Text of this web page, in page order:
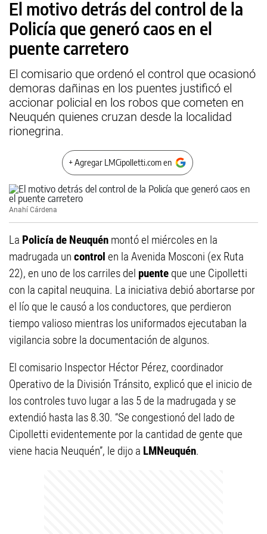
El motivo detrás del control de la
Policía que generó caos en el
puente carretero
El comisario que ordenó el control que ocasionó
demoras dañinas en los puentes justificó el
accionar policial en los robos que cometen en
Neuquén quienes cruzan desde la localidad
rionegrina.
+ Agregar LMCipolletti.com en
Anahí Cárdena
La Policía de Neuquén montó el miércoles en la
madrugada un control en la Avenida Mosconi (ex Ruta
22), en uno de los carriles del puente que une Cipolletti
con la capital neuquina. La iniciativa debió abortarse por
el lío que le causó a los conductores, que perdieron
tiempo valioso mientras los uniformados ejecutaban la
vigilancia sobre la documentación de algunos.
El comisario Inspector Héctor Pérez, coordinador
Operativo de la División Tránsito, explicó que el inicio de
los controles tuvo lugar a las 5 de la madrugada y se
extendió hasta las 8.30. “Se congestionó del lado de
Cipolletti evidentemente por la cantidad de gente que
viene hacia Neuquén”, le dijo a LMNeuquén.